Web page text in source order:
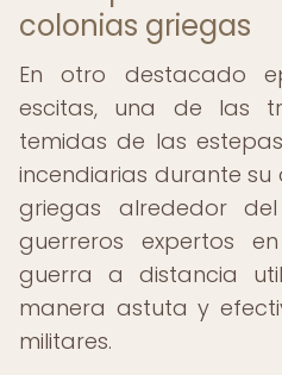
colonias griegas
En otro destacado
escitas, una de las
temidas de las
incendiarias durante
griegas alrededor
guerreros expertos
guerra a distancia
manera astuta y
militares.